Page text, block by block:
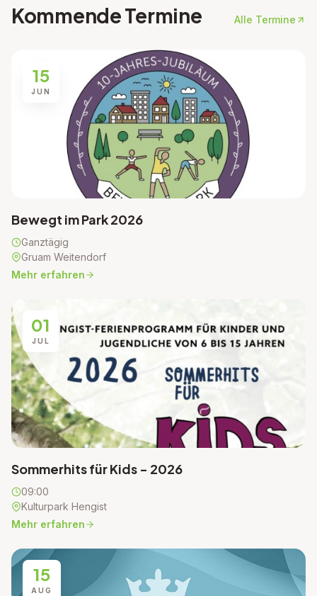
Kommende Termine Alle Termine
15
JUN
Bewegt im Park 2026
Ganztägig
Gruam Weitendorf
Mehr erfahren
01
JUL
Sommerhits für Kids - 2026
09:00
Kulturpark Hengist
Mehr erfahren
15
AUG